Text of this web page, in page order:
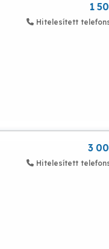
1
Hitelesített
3
Hitelesített